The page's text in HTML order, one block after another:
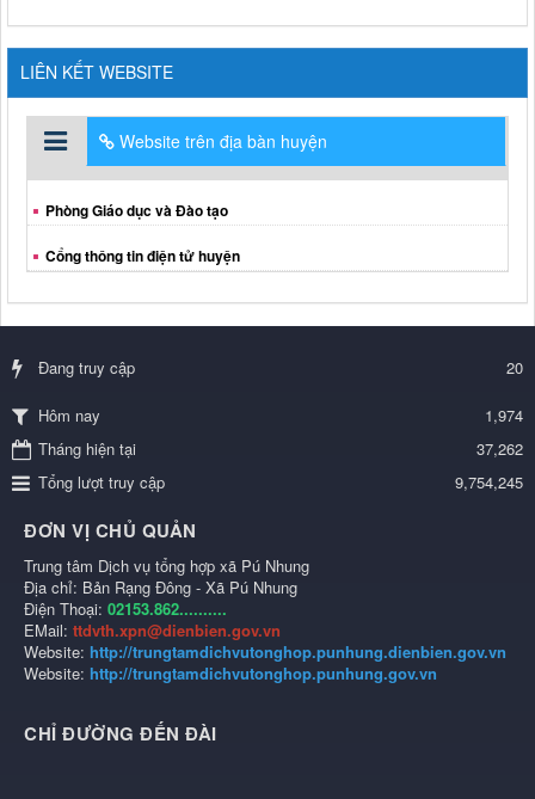
LIÊN KẾT WEBSITE
Website trên địa bàn huyện
Phòng Giáo dục và Đào tạo
Cổng thông tin điện tử huyện
Đang truy cập 20
Hôm nay
1,974
Tháng hiện tại
37,262
Tổng lượt truy cập
9,754,245
ĐƠN VỊ CHỦ QUẢN
Trung tâm Dịch vụ tổng hợp xã Pú Nhung
Địa chỉ: Bản Rạng Đông - Xã Pú Nhung
Điện Thoại: 02153.862..........
EMail: ttdvth.xpn@dienbien.gov.vn
Website: http://trungtamdichvutonghop.punhung.dienbien.gov.vn
Website: http://trungtamdichvutonghop.punhung.gov.vn
CHỈ ĐƯỜNG ĐẾN ĐÀI